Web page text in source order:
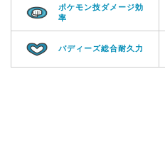
ポケモン技ダメージ効
率
バディーズ総合耐久力